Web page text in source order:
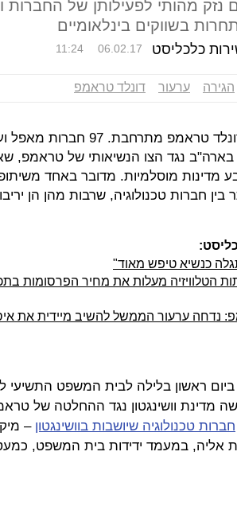
נזק מהותי לפעילותן של החברות
בשווקים בינלאומיים
כלכליסט 11:24 06.02.17
הגירה ערעור דונלד טראמפ
המחאה נגד דונלד טראמפ
נגד הצו הנשיאותי של טראמפ,
מדינות מוסלמיות. מדובר באחד
בין חברות טכנולוגיה, שרבות מהן הן
כנשיא טיפש מאוד"
הטלוויזיה מעלות את מחיר הפרסומות
נדחה ערעור הממשל להשיב מיידית את
ראשון בלילה לבית המשפט התשיעי
מדינת וושינגטון נגד ההחלטה של
חברות טכנולוגיה שיושבות בוושינגטון –
אליה, במעמד ידידות בית המשפט,